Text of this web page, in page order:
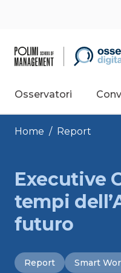
Osservatori
Home / Report
Executive
tempi
futuro
Report Smart